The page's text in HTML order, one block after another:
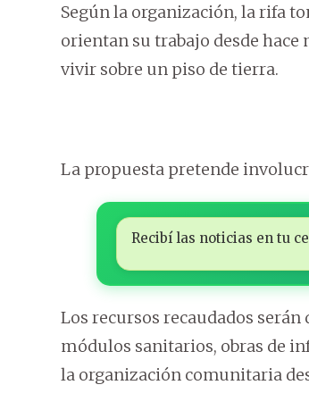
Según la organización, la rifa
orientan su trabajo desde hace
vivir sobre un piso de tierra.
La propuesta pretende
Recibí las noticias en tu
Los recursos recaudados
módulos sanitarios, obras de
la organización comunitaria